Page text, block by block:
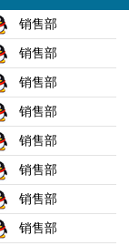
销售部
销售部
销售部
销售部
销售部
销售部
销售部
销售部